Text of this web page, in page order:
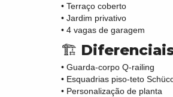
• Terraço coberto
• Jardim privativo
• 4 vagas de garagem
🏗️
• Guarda-corpo Q-railing
• Esquadrias piso-teto
• Personalização de planta